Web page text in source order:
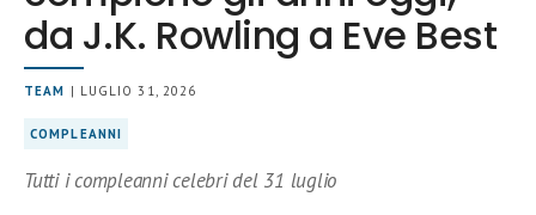
da J.K. Rowling a Eve Best
TEAM | LUGLIO 31, 2026
COMPLEANNI
Tutti i compleanni celebri del 31 luglio